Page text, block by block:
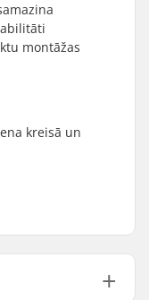
montāžas
kreisā un